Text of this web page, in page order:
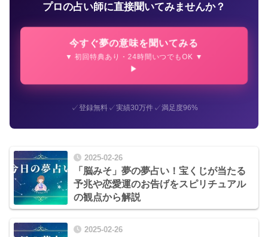
プロの占い師に直接聞いてみませんか？
今すぐ夢の意味を聞いてみる
▼ 初回特典あり・24時間いつでもOK ▼
✓登録無料✓実績30万件✓満足度96%
2025-02-26
「脳みそ」夢の夢占い！宝くじが当たる
予兆や恋愛運のお告げをスピリチュアル
の観点から解説
2025-02-26